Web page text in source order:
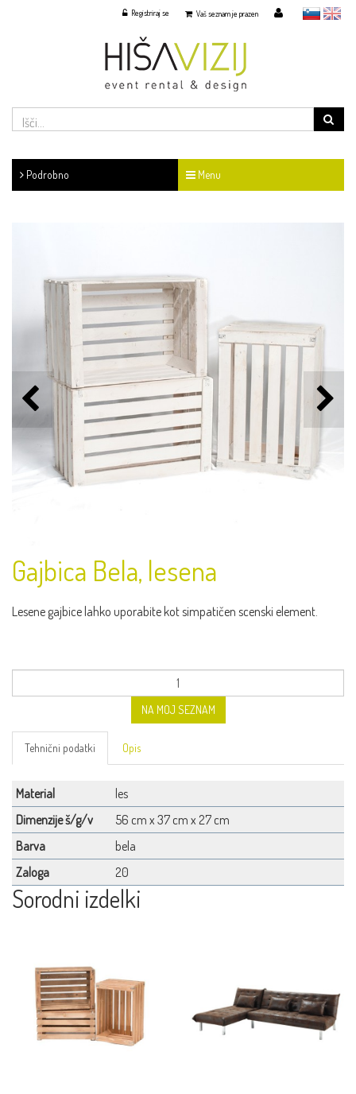
slovensko
English
Vaš seznam je prazen
Registriraj se
Podrobno Menu
Gajbica Bela, lesena
Lesene gajbice lahko uporabite kot simpatičen scenski element.
NA MOJ SEZNAM
Tehnični podatki Opis
Material
les
Dimenzije š/g/v
56 cm x 37 cm x 27 cm
Barva
bela
Zaloga
20
Sorodni izdelki